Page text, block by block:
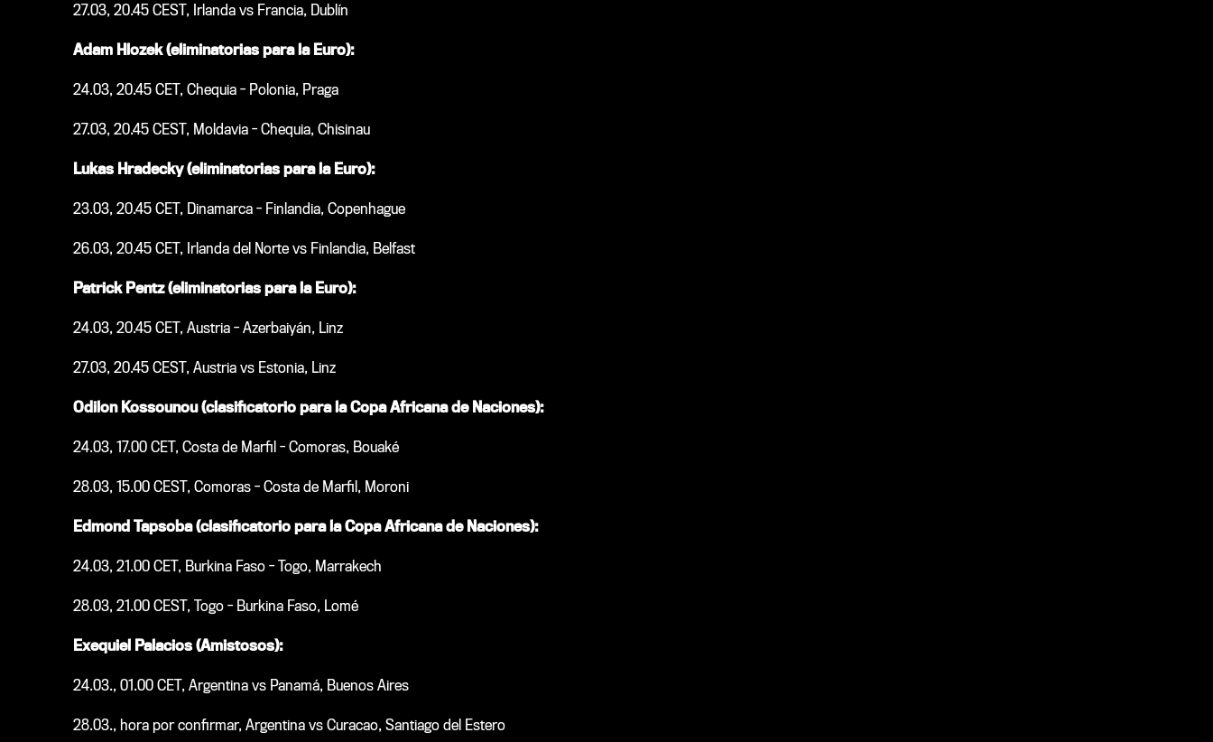
27.03, 20.45 CEST, Irlanda vs Francia, Dublín
Adam Hlozek (eliminatorias para la Euro):
24.03, 20.45 CET, Chequia - Polonia, Praga
27.03, 20.45 CEST, Moldavia - Chequia, Chisinau
Lukas Hradecky (eliminatorias para la Euro):
23.03, 20.45 CET, Dinamarca - Finlandia, Copenhague
26.03, 20.45 CET, Irlanda del Norte vs Finlandia, Belfast
Patrick Pentz (eliminatorias para la Euro):
24.03, 20.45 CET, Austria - Azerbaiyán, Linz
27.03, 20.45 CEST, Austria vs Estonia, Linz
Odilon Kossounou (clasificatorio para la Copa Africana de Naciones):
24.03, 17.00 CET, Costa de Marfil - Comoras, Bouaké
28.03, 15.00 CEST, Comoras - Costa de Marfil, Moroni
Edmond Tapsoba (clasificatorio para la Copa Africana de Naciones):
24.03, 21.00 CET, Burkina Faso - Togo, Marrakech
28.03, 21.00 CEST, Togo - Burkina Faso, Lomé
Exequiel Palacios (Amistosos):
24.03., 01.00 CET, Argentina vs Panamá, Buenos Aires
28.03., hora por confirmar, Argentina vs Curacao, Santiago del Estero